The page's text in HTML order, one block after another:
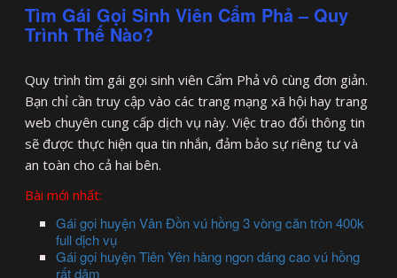
Tìm Gái Gọi Sinh Viên Cẩm Phả – Quy
Trình Thế Nào?
Quy trình tìm gái gọi sinh viên Cẩm Phả vô cùng đơn giản.
Bạn chỉ cần truy cập vào các trang mạng xã hội hay trang
web chuyên cung cấp dịch vụ này. Việc trao đổi thông tin
sẽ được thực hiện qua tin nhắn, đảm bảo sự riêng tư và
an toàn cho cả hai bên.
Bài mới nhất:
Gái gọi huyện Vân Đồn vú hồng 3 vòng căn tròn 400k
full dịch vụ
Gái gọi huyện Tiên Yên hàng ngon dáng cao vú hồng
rất dâm